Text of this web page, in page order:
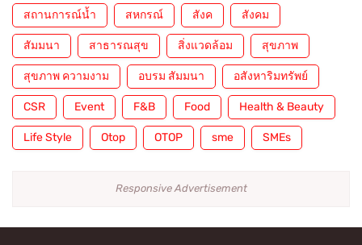
สถานการณ์น้ำ สหกรณ์ สังค สังคม
สัมมนา สาธารณสุข สิ่งแวดล้อม สุขภาพ
สุขภาพ ความงาม อบรม สัมมนา อสังหาริมทรัพย์
CSR Event F&B Food Health & Beauty
Life Style Otop OTOP sme SMEs
Responsive Advertisement